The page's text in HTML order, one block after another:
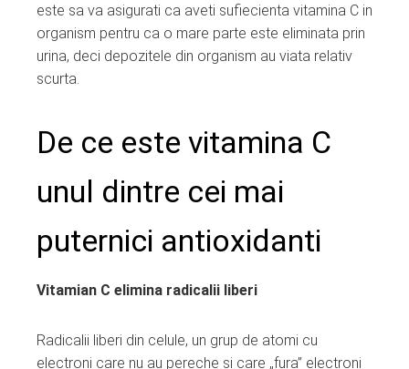
este sa va asigurati ca aveti sufiecienta vitamina C in
organism pentru ca o mare parte este eliminata prin
urina, deci depozitele din organism au viata relativ
scurta.
De ce este vitamina C
unul dintre cei mai
puternici antioxidanti
Vitamian C elimina radicalii liberi
Radicalii liberi din celule, un grup de atomi cu
electroni care nu au pereche si care „fura” electroni